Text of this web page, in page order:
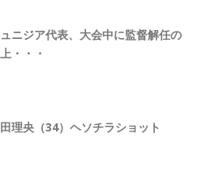
ュニジア代表、大会中に監督解任の
・・・
田理央（34）ヘソチラショット